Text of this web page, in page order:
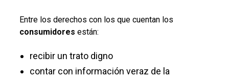
Entre los derechos con los que cuentan los
consumidores están:
recibir un trato digno
contar con información veraz de la